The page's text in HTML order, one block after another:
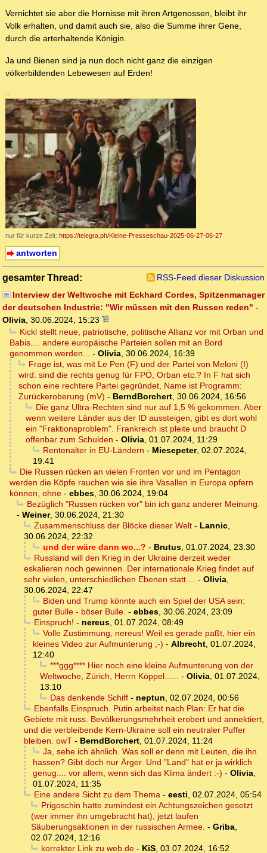
Vernichtet sie aber die Hornisse mit ihren Artgenossen, bleibt ihr
Volk erhalten, und damit auch sie, also die Summe ihrer Gene,
durch die arterhaltende Königin.
Ja und Bienen sind ja nun doch nicht ganz die einzigen
völkerbildenden Lebewesen auf Erden!
--
nur für kurze Zeit: https://telegra.ph/Kleine-Presseschau-2025-06-27-06-27
antworten
gesamter Thread:
RSS-Feed dieser Diskussion
Interview der Weltwoche mit Eckhard Cordes, Spitzenmanager
der deutschen Industrie: "Wir müssen mit den Russen reden" -
Olivia, 30.06.2024, 15:23
Kickl stellt neue, patriotische, politische Allianz vor mit Orban und
Babis.... andere europäische Parteien sollen mit an Bord
genommen werden... - Olivia, 30.06.2024, 16:39
Frage ist, was mit Le Pen (F) und der Partei von Meloni (I)
wird: sind die rechts genug für FPÖ, Orban etc.? In F hat sich
schon eine rechtere Partei gegründet, Name ist Programm:
Zurückeroberung (mV) - BerndBorchert, 30.06.2024, 16:56
Die ganz Ultra-Rechten sind nur auf 1,5 % gekommen. Aber
wenn weitere Länder aus der ID aussteigen, gibt es dort wohl
ein "Fraktionsproblem". Frankreich ist pleite und braucht D
offenbar zum Schulden - Olivia, 01.07.2024, 11:29
Rentenalter in EU-Ländern - Miesepeter, 02.07.2024,
19:41
Die Russen rücken an vielen Fronten vor und im Pentagon
werden die Köpfe rauchen wie sie ihre Vasallen in Europa opfern
können, ohne - ebbes, 30.06.2024, 19:04
Bezüglich "Russen rücken vor" bin ich ganz anderer Meinung.
- Weiner, 30.06.2024, 21:30
Zusammenschluss der Blöcke dieser Welt- Lannic,
30.06.2024, 22:32
und der wäre dann wo...? - Brutus, 01.07.2024, 23:30
Russland will den Krieg in der Ukraine derzeit weder
eskalieren noch gewinnen. Der internationale Krieg findet auf
sehr vielen, unterschiedlichen Ebenen statt.... - Olivia,
30.06.2024, 22:47
Biden und Trump könnte auch ein Spiel der USA sein:
guter Bulle - böser Bulle. - ebbes, 30.06.2024, 23:09
Einspruch! - nereus, 01.07.2024, 08:49
Volle Zustimmung, nereus! Weil es gerade paßt, hier ein
kleines Video zur Aufmunterung ;-) - Albrecht, 01.07.2024,
12:40
***ggg**** Hier noch eine kleine Aufmunterung von der
Weltwoche, Zürich, Herrn Köppel...... - Olivia, 01.07.2024,
13:10
Das denkende Schiff- neptun, 02.07.2024, 00:56
Ebenfalls Einspruch. Putin arbeitet nach Plan: Er hat die
Gebiete mit russ. Bevölkerungsmehrheit erobert und annektiert,
und die verbleibende Kern-Ukraine soll ein neutraler Puffer
bleiben. owT - BerndBorchert, 01.07.2024, 11:24
Ja, sehe ich ähnlich. Was soll er denn mit Leuten, die ihn
hassen? Gibt doch nur Ärger. Und "Land" hat er ja wirklich
genug.... vor allem, wenn sich das Klima ändert :-) - Olivia,
01.07.2024, 11:35
Eine andere Sicht zu dem Thema- eesti, 02.07.2024, 05:54
Prigoschin hatte zumindest ein Achtungszeichen gesetzt
(wer immer ihn umgebracht hat), jetzt laufen
Säuberungsaktionen in der russischen Armee. - Griba,
02.07.2024, 12:16
korrekter Link zu web.de- KiS, 03.07.2024, 16:52